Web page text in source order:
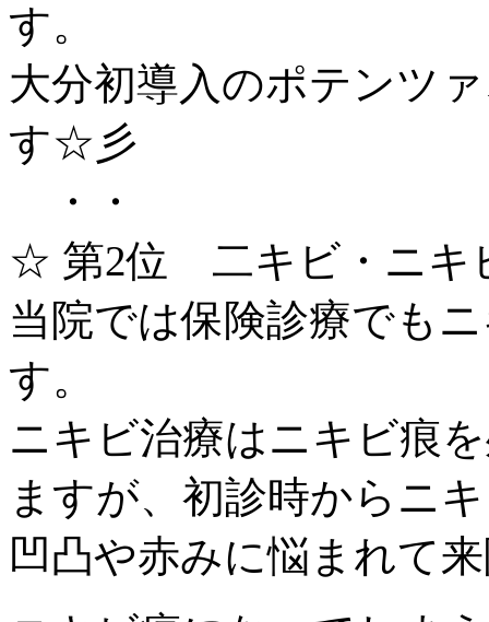
す。
大分初導入のポテンツ
す☆彡
・・
☆ 第2位 二キビ・ニキ
当院では保険診療でも
す。
ニキビ治療はニキビ痕
ますが、初診時からニ
凹凸や赤みに悩まれて